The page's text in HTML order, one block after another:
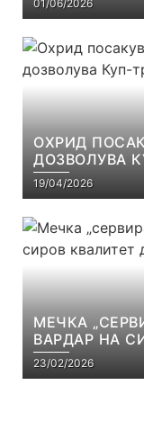
01/06/2026
ОХРИД
ДОЗВОЛУВА
ОД СКОПЈЕ
19/04/2026
МЕЧКА
ВАРДАР НА
ВО
23/02/2026